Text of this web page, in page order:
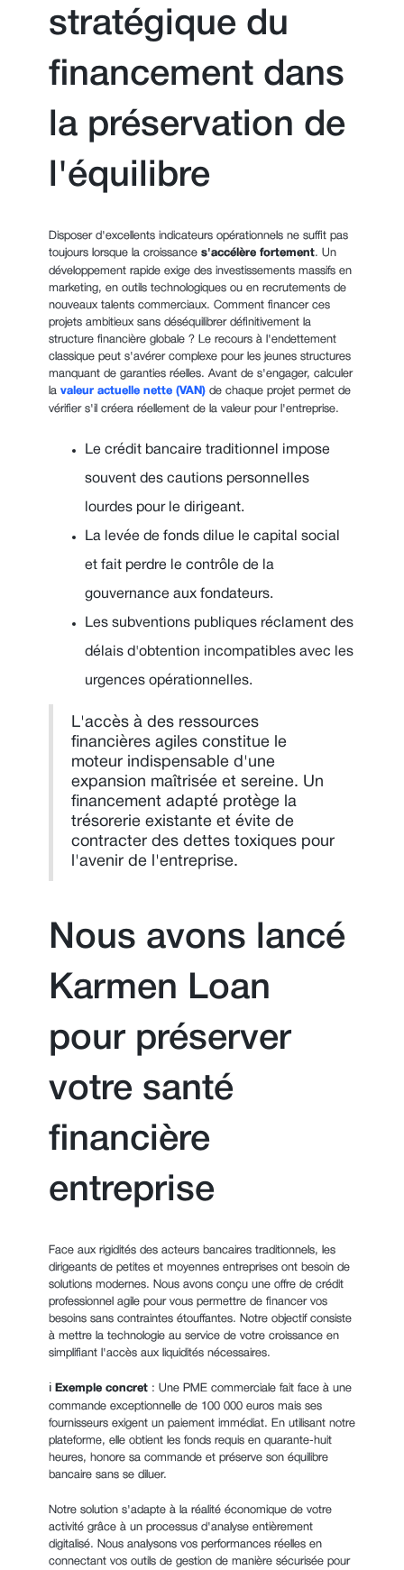
stratégique du
financement dans
la préservation de
l'équilibre
Disposer d'excellents indicateurs opérationnels ne suffit pas
toujours lorsque la croissance s'accélère fortement. Un
développement rapide exige des investissements massifs en
marketing, en outils technologiques ou en recrutements de
nouveaux talents commerciaux. Comment financer ces
projets ambitieux sans déséquilibrer définitivement la
structure financière globale ? Le recours à l'endettement
classique peut s'avérer complexe pour les jeunes structures
manquant de garanties réelles. Avant de s'engager, calculer
la valeur actuelle nette (VAN) de chaque projet permet de
vérifier s'il créera réellement de la valeur pour l'entreprise.
Le crédit bancaire traditionnel impose
souvent des cautions personnelles
lourdes pour le dirigeant.
La levée de fonds dilue le capital social
et fait perdre le contrôle de la
gouvernance aux fondateurs.
Les subventions publiques réclament des
délais d'obtention incompatibles avec les
urgences opérationnelles.
L'accès à des ressources
financières agiles constitue le
moteur indispensable d'une
expansion maîtrisée et sereine. Un
financement adapté protège la
trésorerie existante et évite de
contracter des dettes toxiques pour
l'avenir de l'entreprise.
Nous avons lancé
Karmen Loan
pour préserver
votre santé
financière
entreprise
Face aux rigidités des acteurs bancaires traditionnels, les
dirigeants de petites et moyennes entreprises ont besoin de
solutions modernes. Nous avons conçu une offre de crédit
professionnel agile pour vous permettre de financer vos
besoins sans contraintes étouffantes. Notre objectif consiste
à mettre la technologie au service de votre croissance en
simplifiant l'accès aux liquidités nécessaires.
ℹ️ Exemple concret : Une PME commerciale fait face à une
commande exceptionnelle de 100 000 euros mais ses
fournisseurs exigent un paiement immédiat. En utilisant notre
plateforme, elle obtient les fonds requis en quarante-huit
heures, honore sa commande et préserve son équilibre
bancaire sans se diluer.
Notre solution s'adapte à la réalité économique de votre
activité grâce à un processus d'analyse entièrement
digitalisé. Nous analysons vos performances réelles en
connectant vos outils de gestion de manière sécurisée pour